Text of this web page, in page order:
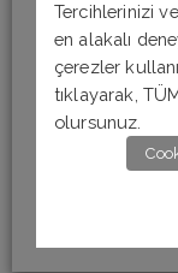
Yeni
medya
Tercihlerinizi
en alakalı
çerezler
tıklayarak,
olursunuz.